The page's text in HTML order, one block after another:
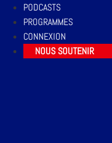
PODCASTS
PROGRAMMES
CONNEXION
NOUS SOUTENIR